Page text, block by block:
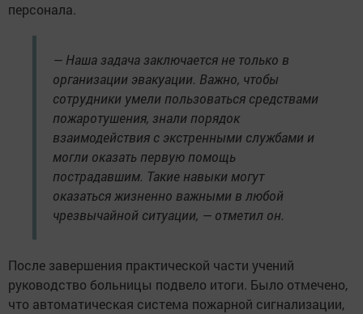
персонала.
— Наша задача заключается не только в
организации эвакуации. Важно, чтобы
сотрудники умели пользоваться средствами
пожаротушения, знали порядок
взаимодействия с экстренными службами и
могли оказать первую помощь
пострадавшим. Такие навыки могут
оказаться жизненно важными в любой
чрезвычайной ситуации, — отметил он.
После завершения практической части учений
руководство больницы подвело итоги. Было отмечено,
что автоматическая система пожарной сигнализации,